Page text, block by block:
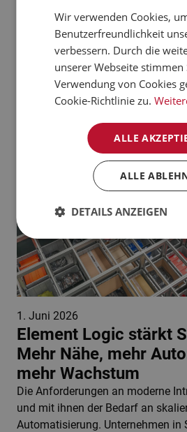
verarbeiten kann.
Jetzt mehr erfahren
Aktuelle News:
1. Juni 2026
Element Logic stärkt
Mehr Nähe, mehr
mehr Wachstum
Die Anforderungen an moderne
und mit ihnen der Bedarf an
Automatisierung. Unternehmen in
Wir verwenden Cookies,
Benutzerfreundlichkeit
verbessern. Durch die
unserer Webseite stimmen
Verwendung von Cookies
Cookie-Richtlinie zu.
ALLE
ALLE
DETAILS ANZEIGEN